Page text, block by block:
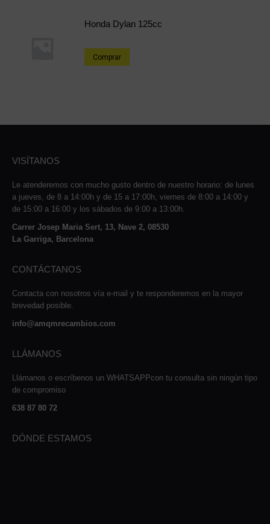
Honda Dylan 125cc
Comprar
VISÍTANOS
Le atenderemos con mucho gusto dentro de nuestro horario: de lunes
a jueves, de 8 a 14:00h y de 15 a 17:00h, viernes de 8:00 a 14:00 y
de 15:00 a 16:00 y los sábados de 9:00 a 13:00h.
Carrer Josep Maria Sert, 13, Nave 2, 08530
La Garriga, Barcelona
CONTÁCTANOS
Contacta con nosotros vía e-mail y te responderemos en la mayor
brevedad posible.
info@amqmrecambios.com
LLÁMANOS
Llámanos o escríbenos un WHATSAPPcon tu consulta sin ningún tipo
de compromiso
638 87 80 72
DÓNDE ESTAMOS